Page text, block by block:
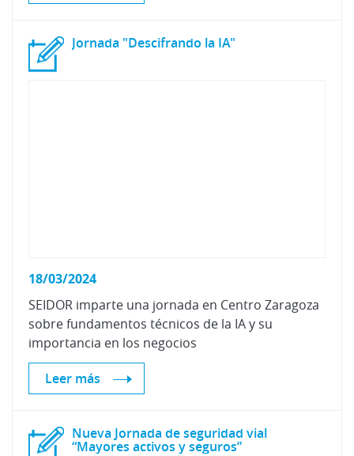
Jornada "Descifrando la IA"
18/03/2024
SEIDOR imparte una jornada en Centro Zaragoza
sobre fundamentos técnicos de la IA y su
importancia en los negocios
Leer más
Nueva Jornada de seguridad vial
“Mayores activos y seguros”